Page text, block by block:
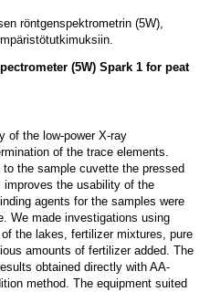
röntgenspektrometrin (5W),
(5W) Spark 1 for peat
of the low-power X-ray
of the trace elements.
the sample cuvette the pressed
the usability of the
agents for the samples were
We made investigations using
the lakes, fertilizer mixtures, pure
amounts of fertilizer added. The
obtained directly with AA-
method. The equipment suited